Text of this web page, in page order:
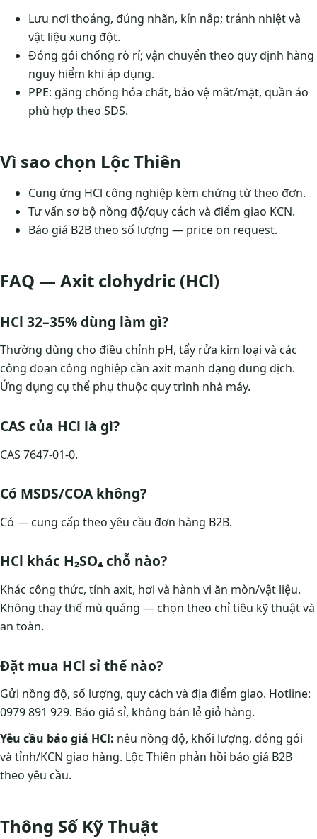
Lưu nơi thoáng, đúng nhãn, kín nắp; tránh nhiệt và
vật liệu xung đột.
Đóng gói chống rò rỉ; vận chuyển theo quy định hàng
nguy hiểm khi áp dụng.
PPE: găng chống hóa chất, bảo vệ mắt/mặt, quần áo
phù hợp theo SDS.
Vì sao chọn Lộc Thiên
Cung ứng HCl công nghiệp kèm chứng từ theo đơn.
Tư vấn sơ bộ nồng độ/quy cách và điểm giao KCN.
Báo giá B2B theo số lượng — price on request.
FAQ — Axit clohydric (HCl)
HCl 32–35% dùng làm gì?
Thường dùng cho điều chỉnh pH, tẩy rửa kim loại và các
công đoạn công nghiệp cần axit mạnh dạng dung dịch.
Ứng dụng cụ thể phụ thuộc quy trình nhà máy.
CAS của HCl là gì?
CAS 7647-01-0.
Có MSDS/COA không?
Có — cung cấp theo yêu cầu đơn hàng B2B.
HCl khác H₂SO₄ chỗ nào?
Khác công thức, tính axit, hơi và hành vi ăn mòn/vật liệu.
Không thay thế mù quáng — chọn theo chỉ tiêu kỹ thuật và
an toàn.
Đặt mua HCl sỉ thế nào?
Gửi nồng độ, số lượng, quy cách và địa điểm giao. Hotline:
0979 891 929. Báo giá sỉ, không bán lẻ giỏ hàng.
Yêu cầu báo giá HCl: nêu nồng độ, khối lượng, đóng gói
và tỉnh/KCN giao hàng. Lộc Thiên phản hồi báo giá B2B
theo yêu cầu.
Thông Số Kỹ Thuật